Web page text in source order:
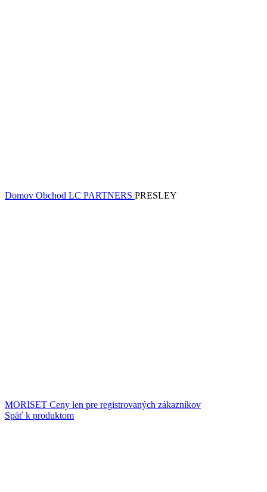
Domov Obchod LC PARTNERS PRESLEY
MORISET Ceny len pre registrovaných zákazníkov
Späť k produktom